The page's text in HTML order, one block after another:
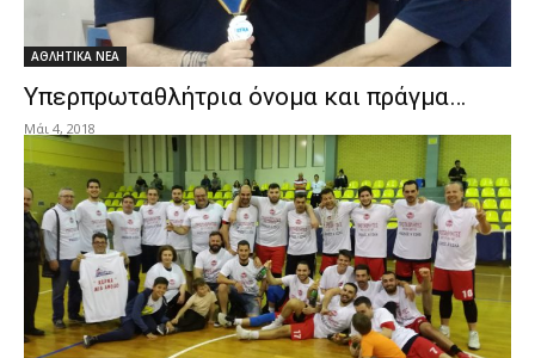
ΑΘΛΗΤΙΚΑ ΝΕΑ
Υπερπρωταθλήτρια όνομα και πράγμα…
Μάι 4, 2018